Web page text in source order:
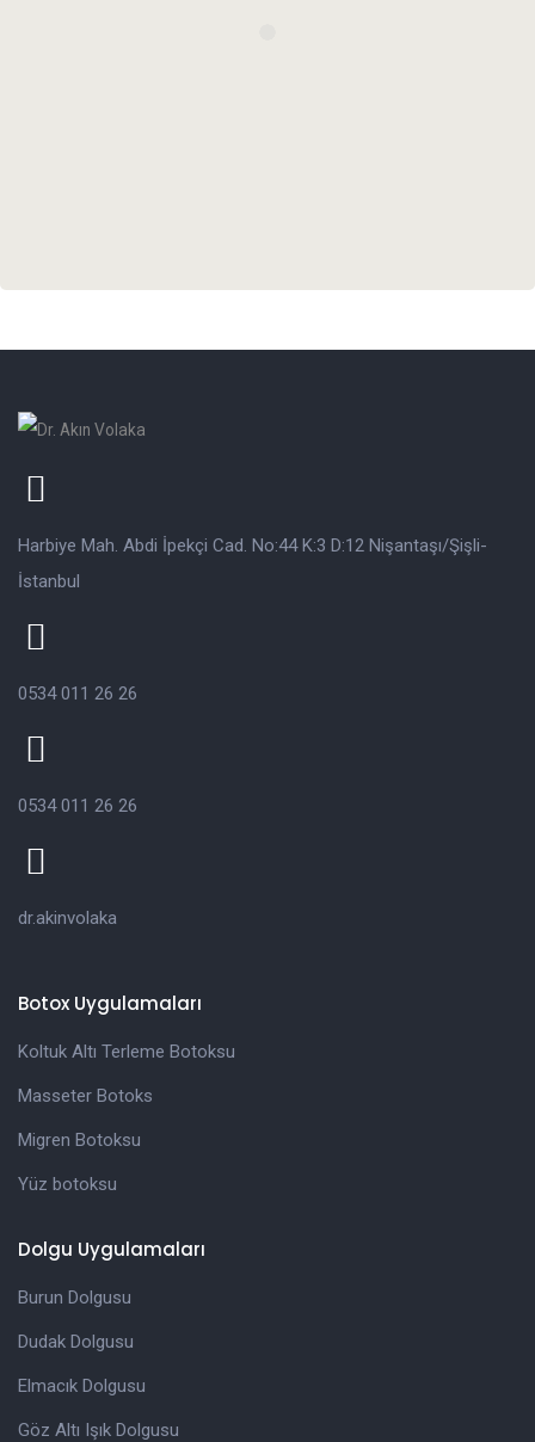
Harbiye Mah. Abdi İpekçi Cad. No:44 K:3 D:12 Nişantaşı/Şişli-
İstanbul
0534 011 26 26
0534 011 26 26
dr.akinvolaka
Botox Uygulamaları
Koltuk Altı Terleme Botoksu
Masseter Botoks
Migren Botoksu
Yüz botoksu
Dolgu Uygulamaları
Burun Dolgusu
Dudak Dolgusu
Elmacık Dolgusu
Göz Altı Işık Dolgusu